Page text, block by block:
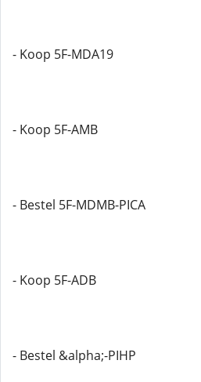
- Koop 5F-MDA19
- Koop 5F-AMB
- Bestel 5F-MDMB-PICA
- Koop 5F-ADB
- Bestel &alpha;-PIHP